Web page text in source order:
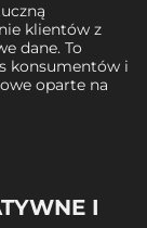
klientów z
dane. To
konsumentów i
oparte na
I